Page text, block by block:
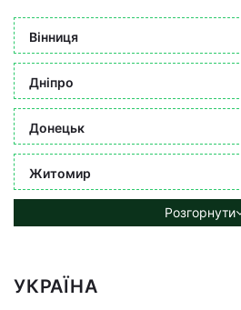
Вінниця
Дніпро
Донецьк
Житомир
Розгорнути
УКРАЇНА